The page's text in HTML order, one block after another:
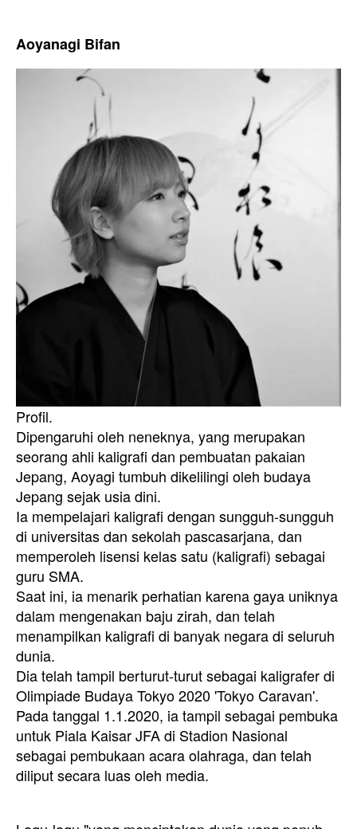
Aoyanagi Bifan
Profil.
Dipengaruhi oleh neneknya, yang merupakan
seorang ahli kaligrafi dan pembuatan pakaian
Jepang, Aoyagi tumbuh dikelilingi oleh budaya
Jepang sejak usia dini.
Ia mempelajari kaligrafi dengan sungguh-sungguh
di universitas dan sekolah pascasarjana, dan
memperoleh lisensi kelas satu (kaligrafi) sebagai
guru SMA.
Saat ini, ia menarik perhatian karena gaya uniknya
dalam mengenakan baju zirah, dan telah
menampilkan kaligrafi di banyak negara di seluruh
dunia.
Dia telah tampil berturut-turut sebagai kaligrafer di
Olimpiade Budaya Tokyo 2020 'Tokyo Caravan'.
Pada tanggal 1.1.2020, ia tampil sebagai pembuka
untuk Piala Kaisar JFA di Stadion Nasional
sebagai pembukaan acara olahraga, dan telah
diliput secara luas oleh media.